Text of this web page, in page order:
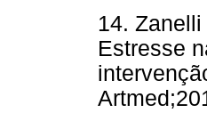
14.
Estresse